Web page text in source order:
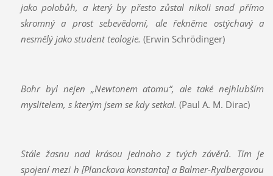
jako polobůh, a který by přesto zůstal nikoli snad přímo
skromný a prost sebevědomí, ale řekněme ostýchavý a
nesmělý jako student teologie. (Erwin Schrödinger)
Bohr byl nejen „Newtonem atomu“, ale také nejhlubším
myslitelem, s kterým jsem se kdy setkal. (Paul A. M. Dirac)
Stále žasnu nad krásou jednoho z tvých závěrů. Tím je
spojení mezi h [Planckova konstanta] a Balmer-Rydbergovou